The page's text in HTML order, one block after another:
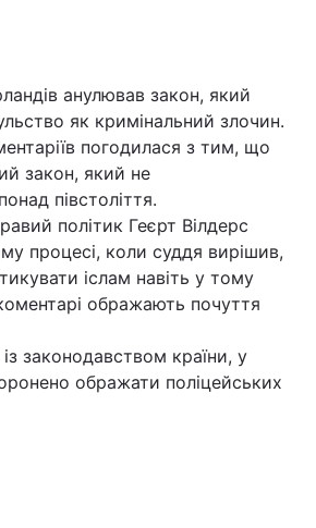
анулював закон, який
як кримінальний злочин.
погодилася з тим, що
закон, який не
півстоліття.
політик Геєрт Вілдерс
процесі, коли суддя вирішив,
іслам навіть у тому
ображають почуття
законодавством країни, у
ображати поліцейських